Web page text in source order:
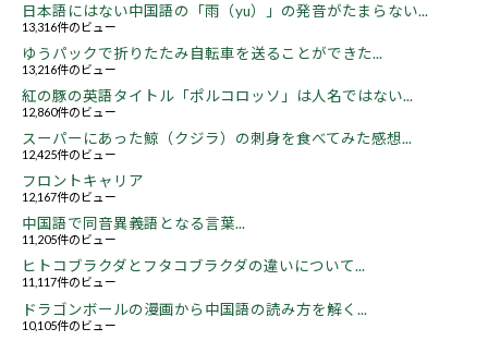
日本語にはない中国語の「雨（yu）」の発音がたまらない...
13,316件のビュー
ゆうパックで折りたたみ自転車を送ることができた...
13,216件のビュー
紅の豚の英語タイトル「ポルコロッソ」は人名ではない...
12,860件のビュー
スーパーにあった鯨（クジラ）の刺身を食べてみた感想...
12,425件のビュー
フロントキャリア
12,167件のビュー
中国語で同音異義語となる言葉...
11,205件のビュー
ヒトコブラクダとフタコブラクダの違いについて...
11,117件のビュー
ドラゴンボールの漫画から中国語の読み方を解く...
10,105件のビュー